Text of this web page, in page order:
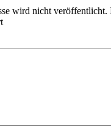
wird nicht veröffentlicht.